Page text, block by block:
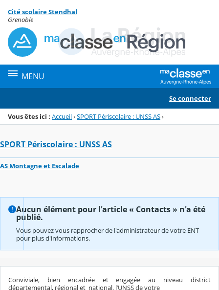
Menu de la rubrique
Contenu
Cité scolaire Stendhal
Grenoble
MENU
Se connecter
Vous êtes ici : Accueil›SPORT Périscolaire : UNSS AS›
SPORT Périscolaire : UNSS AS
AS Montagne et Escalade
Aucun élément pour l'article « Contacts » n'a été
publié.
Vous pouvez vous rapprocher de l'administrateur de votre ENT
pour plus d'informations.
Conviviale, bien encadrée et engagée au niveau district
départemental, régional et national, l’UNSS de votre